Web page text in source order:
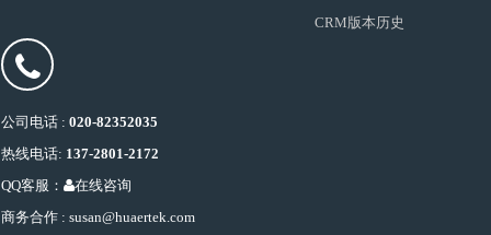
CRM版本历史
公司电话 : 020-82352035
热线电话: 137-2801-2172
QQ客服：
在线咨询
商务合作 : susan@huaertek.com